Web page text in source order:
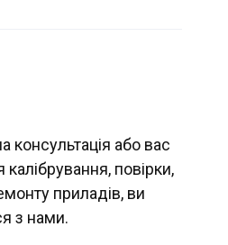
консультація або вас
калібрування, повірки,
приладів, ви
з нами.